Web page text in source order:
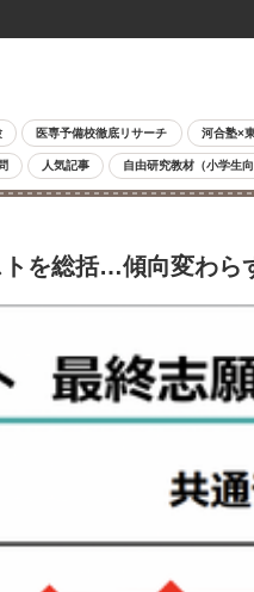
医専予備校徹底リサーチ 河合塾×
人気記事 自由研究教材（小学生向
トを総括…傾向変わ